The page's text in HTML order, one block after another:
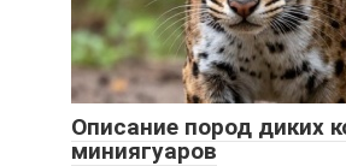
Описание пород диких
миниягуаров